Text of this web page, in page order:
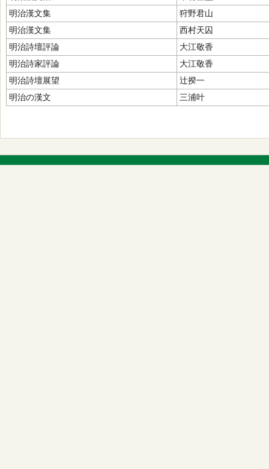
明治漢文集
狩野君山
明治漢文集
西村天囚
明治詩壇評論
大江敬香
明治詩家評論
大江敬香
明治詩壇展望
辻揆一
明治の漢文
三浦叶